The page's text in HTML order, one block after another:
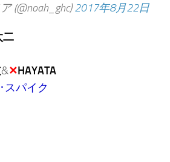
(@noah_ghc)2017年8月22日
二
&✕HAYATA
スパイク